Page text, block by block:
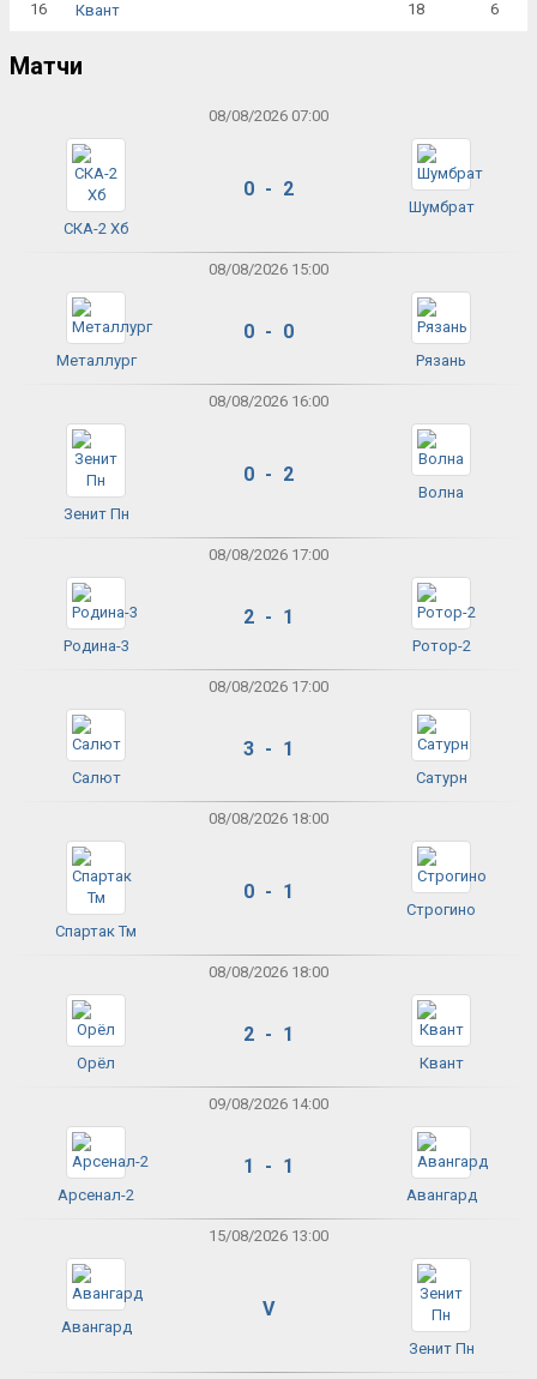
16 Квант 18 6
Матчи
08/08/2026 07:00
СКА-2 Хб
0 - 2
Шумбрат
08/08/2026 15:00
Металлург
0 - 0
Рязань
08/08/2026 16:00
Зенит Пн
0 - 2
Волна
08/08/2026 17:00
Родина-3
2 - 1
Ротор-2
08/08/2026 17:00
Салют
3 - 1
Сатурн
08/08/2026 18:00
Спартак Тм
0 - 1
Строгино
08/08/2026 18:00
Орёл
2 - 1
Квант
09/08/2026 14:00
Арсенал-2
1 - 1
Авангард
15/08/2026 13:00
Авангард
V
Зенит Пн